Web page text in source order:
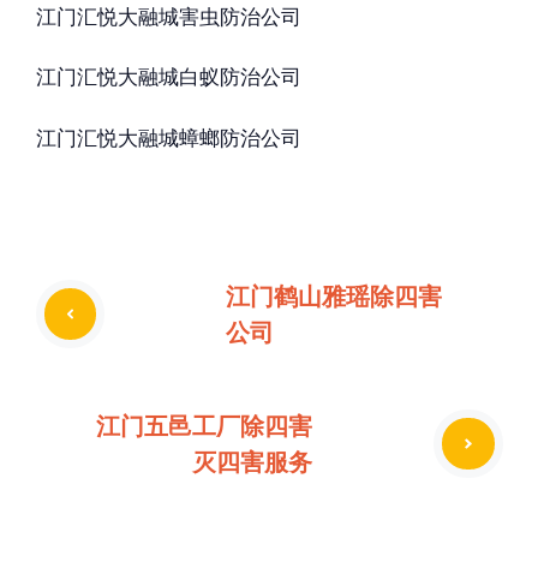
江门汇悦大融城害虫防治公司
江门汇悦大融城白蚁防治公司
江门汇悦大融城蟑螂防治公司
江门鹤山雅瑶除四害
公司
江门五邑工厂除四害
灭四害服务